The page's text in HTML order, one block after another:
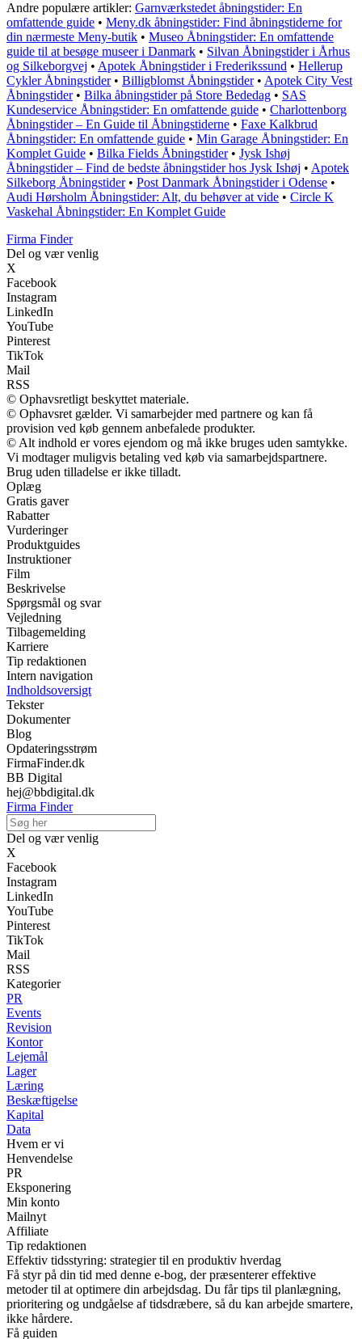
Andre populære artikler: Garnværkstedet åbningstider: En
omfattende guide • Meny.dk åbningstider: Find åbningstiderne for
din nærmeste Meny-butik • Museo Åbningstider: En omfattende
guide til at besøge museer i Danmark • Silvan Åbningstider i Århus
og Silkeborgvej • Apotek Åbningstider i Frederikssund • Hellerup
Cykler Åbningstider• Billigblomst Åbningstider• Apotek City Vest
Åbningstider• Bilka åbningstider på Store Bededag • SAS
Kundeservice Åbningstider: En omfattende guide • Charlottenborg
Åbningstider – En Guide til Åbningstiderne • Faxe Kalkbrud
Åbningstider: En omfattende guide • Min Garage Åbningstider: En
Komplet Guide • Bilka Fields Åbningstider• Jysk Ishøj
Åbningstider – Find de bedste åbningstider hos Jysk Ishøj • Apotek
Silkeborg Åbningstider• Post Danmark Åbningstider i Odense •
Audi Hørsholm Åbningstider: Alt, du behøver at vide • Circle K
Vaskehal Åbningstider: En Komplet Guide
Firma Finder
Del og vær venlig
X
Facebook
Instagram
LinkedIn
YouTube
Pinterest
TikTok
Mail
RSS
© Ophavsretligt beskyttet materiale.
© Ophavsret gælder. Vi samarbejder med partnere og kan få
provision ved køb gennem anbefalede produkter.
© Alt indhold er vores ejendom og må ikke bruges uden samtykke.
Vi modtager muligvis betaling ved køb via samarbejdspartnere.
Brug uden tilladelse er ikke tilladt.
Oplæg
Gratis gaver
Rabatter
Vurderinger
Produktguides
Instruktioner
Film
Beskrivelse
Spørgsmål og svar
Vejledning
Tilbagemelding
Karriere
Tip redaktionen
Intern navigation
Indholdsoversigt
Tekster
Dokumenter
Blog
Opdateringsstrøm
FirmaFinder.dk
BB Digital
hej@bbdigital.dk
Firma Finder
Del og vær venlig
X
Facebook
Instagram
LinkedIn
YouTube
Pinterest
TikTok
Mail
RSS
Kategorier
PR
Events
Revision
Kontor
Lejemål
Lager
Læring
Beskæftigelse
Kapital
Data
Hvem er vi
Henvendelse
PR
Eksponering
Min konto
Mailnyt
Affiliate
Tip redaktionen
Effektiv tidsstyring: strategier til en produktiv hverdag
Få styr på din tid med denne e-bog, der præsenterer effektive
metoder til at optimere din arbejdsdag. Du får tips til planlægning,
prioritering og undgåelse af tidsdræbere, så du kan arbejde smartere,
ikke hårdere.
Få guiden